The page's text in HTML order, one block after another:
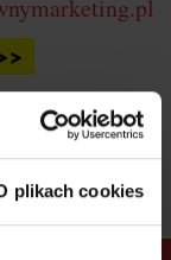
plikach cookies
bilet